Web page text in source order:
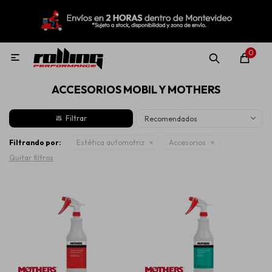
0

ACCESORIOS MOBIL Y MOTHERS
Recomendados
Filtrando por: Estética automotriz
Accesorios
Quitar filtros
MI CUENTA
Nuevo! Rolling Repuestos
Llantas